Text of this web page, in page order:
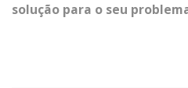
solução para o seu